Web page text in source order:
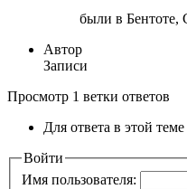
были в
Автор
Записи
Просмотр 1 ветки ответов
Для ответа в этой
Войти
Имя пользователя: